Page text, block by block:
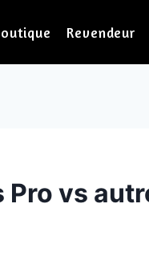
Revendeur
Pro vs